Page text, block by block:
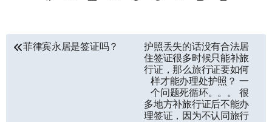
文 菲律宾永居是签证吗？
护照丢失的话没有合法居
住签证很多时候只能补旅
行证，那么旅行证要如何
样才能办理处护照？ 一
个问题死循环。。。 很
多地方补旅行证后不能办
理签证，因为不认同旅行